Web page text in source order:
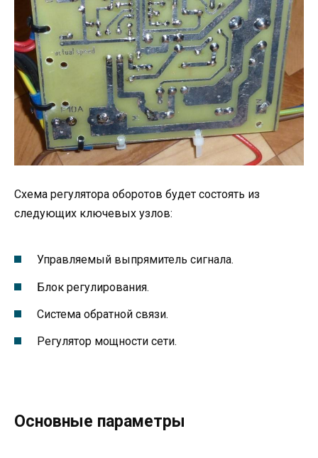
Схема регулятора оборотов будет состоять из
следующих ключевых узлов:
Управляемый выпрямитель сигнала.
Блок регулирования.
Система обратной связи.
Регулятор мощности сети.
Основные параметры